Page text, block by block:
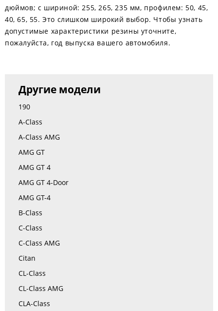
дюймов; с шириной: 255, 265, 235 мм, профилем: 50, 45,
40, 65, 55. Это слишком широкий выбор. Чтобы узнать
допустимые характеристики резины уточните,
пожалуйста, год выпуска вашего автомобиля.
Другие модели
190
A-Class
A-Class AMG
AMG GT
AMG GT 4
AMG GT 4-Door
AMG GT-4
B-Class
C-Class
C-Class AMG
Citan
CL-Class
CL-Class AMG
CLA-Class